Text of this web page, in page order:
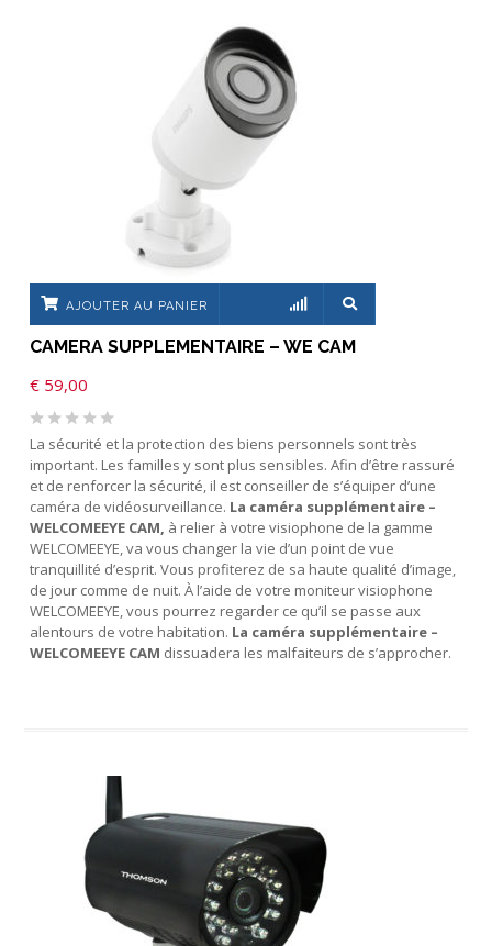
AJOUTER AU PANIER
CAMERA SUPPLEMENTAIRE – WE CAM
€ 59,00
La sécurité et la protection des biens personnels sont très
important. Les familles y sont plus sensibles. Afin d’être rassuré
et de renforcer la sécurité, il est conseiller de s’équiper d’une
caméra de vidéosurveillance. La caméra supplémentaire –
WELCOMEEYE CAM, à relier à votre visiophone de la gamme
WELCOMEEYE, va vous changer la vie d’un point de vue
tranquillité d’esprit. Vous profiterez de sa haute qualité d’image,
de jour comme de nuit. À l’aide de votre moniteur visiophone
WELCOMEEYE, vous pourrez regarder ce qu’il se passe aux
alentours de votre habitation. La caméra supplémentaire –
WELCOMEEYE CAM dissuadera les malfaiteurs de s’approcher.